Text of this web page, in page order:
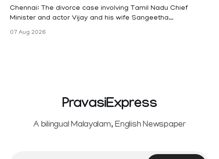
maternity
Chennai: The divorce case involving Tamil Nadu Chief
Minister and actor Vijay and his wife Sangeetha
Sowrnalingam has taken a new turn after Sangeetha
07 Aug 2026
PravasiExpress
A bilingual Malayalam, English Newspaper